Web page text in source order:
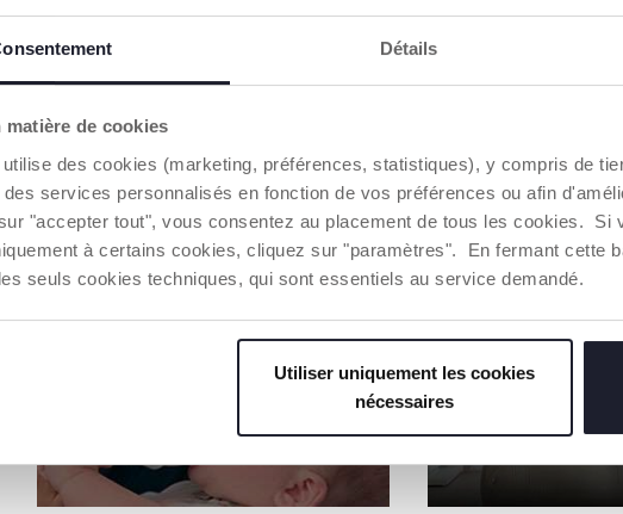
Détails
matière de cookies
des cookies (marketing, préférences, statistiques), y compris de
des services personnalisés en fonction de vos préférences ou afin
"accepter tout", vous consentez au placement de tous les cookies. Si
à certains cookies, cliquez sur "paramètres". En fermant cette
seuls cookies techniques, qui sont essentiels au service demandé.
Utiliser uniquement les cookies
nécessaires